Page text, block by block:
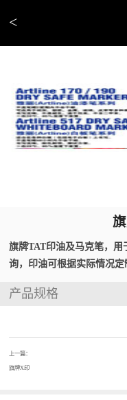
<
旗牌TAT印油及马克笔，
询，印油可根据实际情况定
产品规格
上一篇：
旗牌X印